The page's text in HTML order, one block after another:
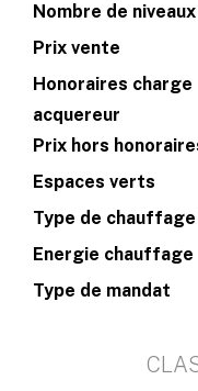
Nombre de niveaux
Prix vente
Honoraires charge
acquereur
Prix hors
Espaces verts
Type de chauffage
Energie chauffage
Type de mandat